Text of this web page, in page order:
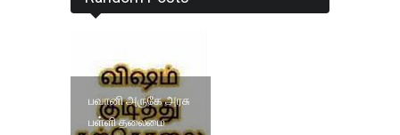
பவானி அருகே அரசு
பள்ளி தலைமை